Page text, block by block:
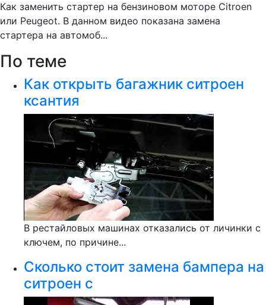
Как заменить стартер на бензиновом моторе Citroen
или Peugeot. В данном видео показана замена
стартера на автомоб...
По теме
Как открыть багажник ситроен
ксантия
В рестайловых машинах отказались от личинки с
ключем, по причине...
Сколько стоит замена бампера на
ситроен с